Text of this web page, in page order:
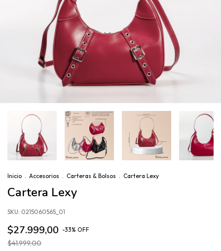
Inicio . Accesorios . Carteras & Bolsos . Cartera Lexy
Cartera Lexy
SKU: 0215060565_01
$27.999,00 -33% OFF
$41.999,00